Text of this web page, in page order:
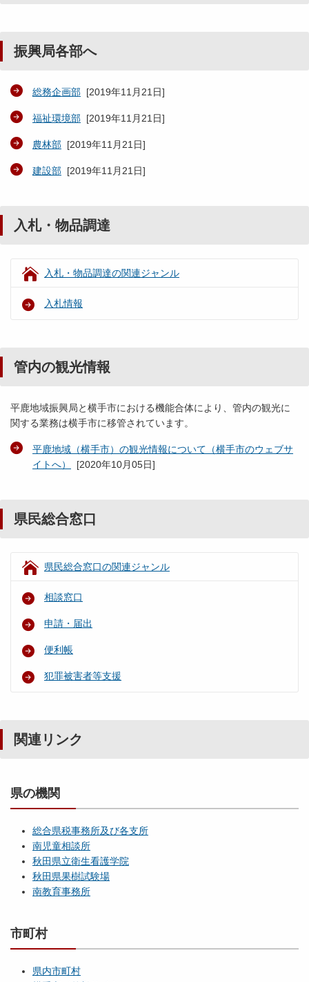
振興局各部へ
総務企画部 [2019年11月21日]
福祉環境部 [2019年11月21日]
農林部 [2019年11月21日]
建設部 [2019年11月21日]
入札・物品調達
入札・物品調達の関連ジャンル
入札情報
管内の観光情報
平鹿地域振興局と横手市における機能合体により、管内の観光に
関する業務は横手市に移管されています。
平鹿地域（横手市）の観光情報について（横手市のウェブサ
イトへ）
[2020年10月05日]
県民総合窓口
県民総合窓口の関連ジャンル
相談窓口
申請・届出
便利帳
犯罪被害者等支援
関連リンク
県の機関
総合県税事務所及び各支所
南児童相談所
秋田県立衛生看護学院
秋田県果樹試験場
南教育事務所
市町村
県内市町村